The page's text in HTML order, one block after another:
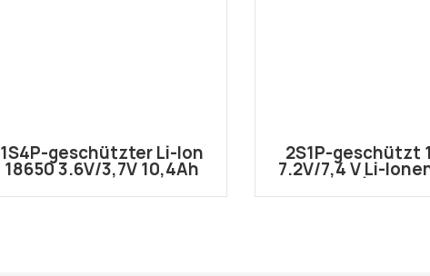
1S4P-geschützter Li-Ion
18650 3.6V/3,7V 10,4Ah
Akkupack
2S1P-geschützt
7.2V/7,4 V Li-
2600 mAh(Auf
anpassen)